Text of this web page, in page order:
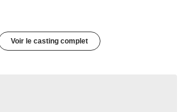
Voir le casting complet